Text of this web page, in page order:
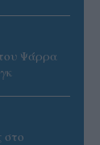
Ψάρρα
στο